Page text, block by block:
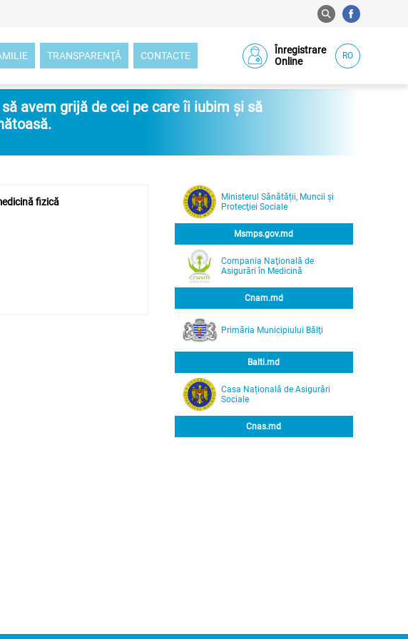
TRANSPARENŢĂ CONTACTE
Înregistrare
Online
RO
avem grijă de cei pe care îi iubim și să
fizică
Ministerul Sănătății, Muncii și
Protecţiei Sociale
Msmps.gov.md
Compania Naţională de
Asigurări în Medicină
Cnam.md
Primăria Municipiului Bălţi
Balti.md
Casa Națională de Asigurări
Sociale
Cnas.md